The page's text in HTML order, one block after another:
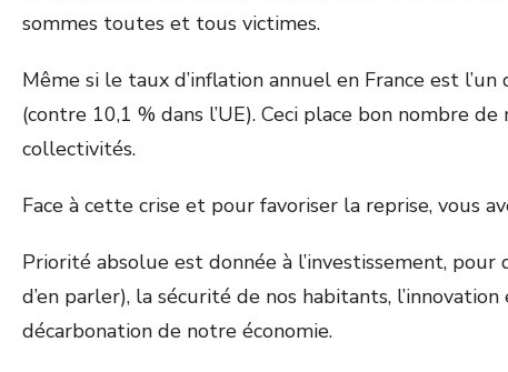
sommes toutes et tous victimes.
Même si le taux d’inflation annuel en France est
(contre 10,1 % dans l’UE). Ceci place bon nombre
collectivités.
Face à cette crise et pour favoriser la reprise, vous
Priorité absolue est donnée à l’investissement,
d’en parler), la sécurité de nos habitants,
décarbonation de notre économie.